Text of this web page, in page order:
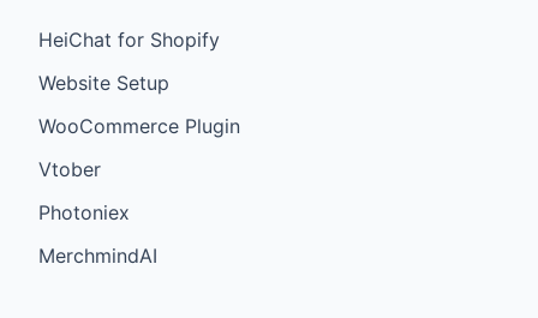
HeiChat for Shopify
Website Setup
WooCommerce Plugin
Vtober
Photoniex
MerchmindAI